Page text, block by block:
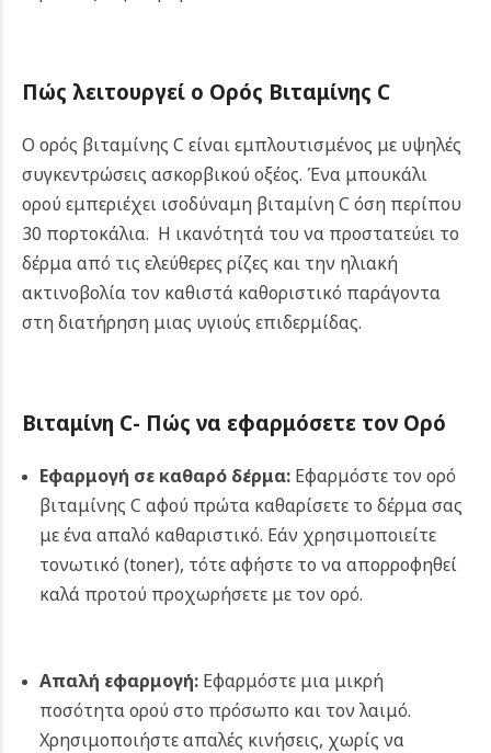
Πώς λειτουργεί ο Ορός Βιταμίνης C
Ο ορός βιταμίνης C είναι εμπλουτισμένος με υψηλές
συγκεντρώσεις ασκορβικού οξέος. Ένα μπουκάλι
ορού εμπεριέχει ισοδύναμη βιταμίνη C όση περίπου
30 πορτοκάλια. Η ικανότητά του να προστατεύει το
δέρμα από τις ελεύθερες ρίζες και την ηλιακή
ακτινοβολία τον καθιστά καθοριστικό παράγοντα
στη διατήρηση μιας υγιούς επιδερμίδας.
Βιταμίνη C- Πώς να εφαρμόσετε τον Ορό
Εφαρμογή σε καθαρό δέρμα:Εφαρμόστε τον ορό
βιταμίνης C αφού πρώτα καθαρίσετε το δέρμα σας
με ένα απαλό καθαριστικό. Εάν χρησιμοποιείτε
τονωτικό (toner), τότε αφήστε το να απορροφηθεί
καλά προτού προχωρήσετε με τον ορό.
Απαλή εφαρμογή:Εφαρμόστε μια μικρή
ποσότητα ορού στο πρόσωπο και τον λαιμό.
Χρησιμοποιήστε απαλές κινήσεις, χωρίς να